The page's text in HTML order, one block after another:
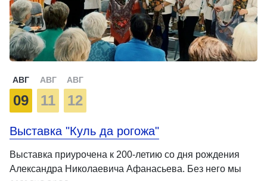
АВГ
09
АВГ
11
АВГ
12
Выставка "Куль да рогожа"
Выставка приурочена к 200-летию со дня рождения
Александра Николаевича Афанасьева. Без него мы